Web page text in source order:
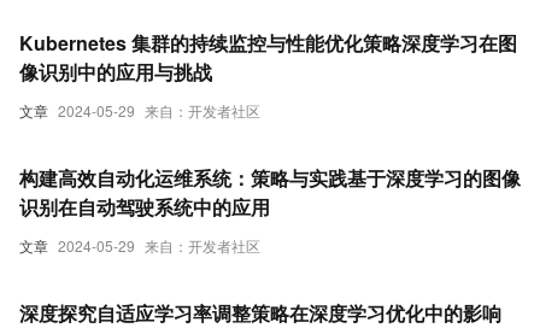
文章 2024-05-29 来自：开发者社区
Kubernetes 集群的持续监控与性能优化策略深度学习在图
像识别中的应用与挑战
文章 2024-05-29 来自：开发者社区
构建高效自动化运维系统：策略与实践基于深度学习的图像
识别在自动驾驶系统中的应用
深度探究自适应学习率调整策略在深度学习优化中的影响